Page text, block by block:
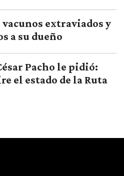
extraviados y
a su dueño
Pacho le pidió:
el estado de la Ruta